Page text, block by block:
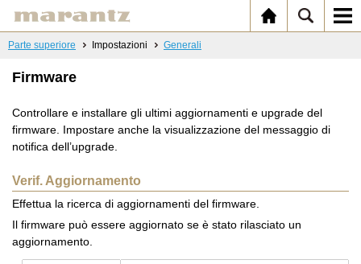
Parte superiore Impostazioni Generali
Firmware
Controllare e installare gli ultimi aggiornamenti e upgrade del
firmware. Impostare anche la visualizzazione del messaggio di
notifica dell’upgrade.
Verif. Aggiornamento
Effettua la ricerca di aggiornamenti del firmware.
Il firmware può essere aggiornato se è stato rilasciato un
aggiornamento.